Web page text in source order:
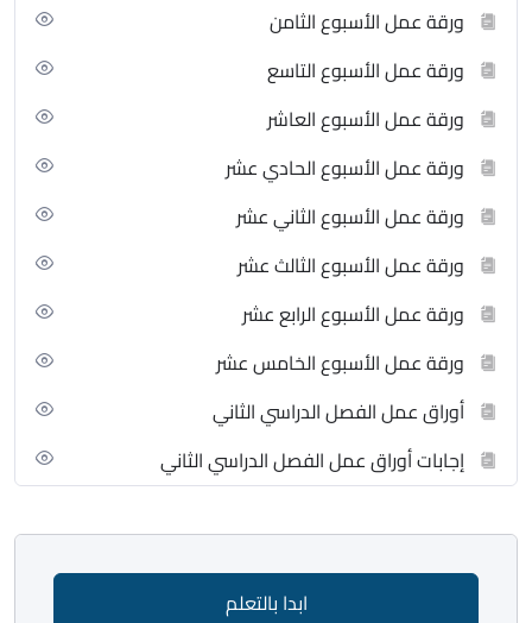
ورقة عمل الأسبوع الثامن
ورقة عمل الأسبوع التاسع
ورقة عمل الأسبوع العاشر
ورقة عمل الأسبوع الحادي عشر
ورقة عمل الأسبوع الثاني عشر
ورقة عمل الأسبوع الثالث عشر
ورقة عمل الأسبوع الرابع عشر
ورقة عمل الأسبوع الخامس عشر
أوراق عمل الفصل الدراسي الثاني
إجابات أوراق عمل الفصل الدراسي الثاني
ابدا بالتعلم